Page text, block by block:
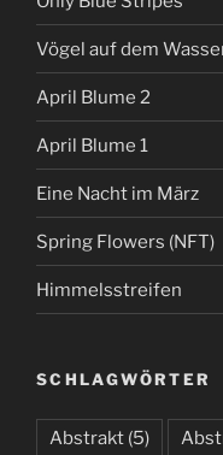
Vögel auf dem
April Blume 2
April Blume 1
Eine Nacht im März
Spring Flowers (NFT)
Himmelsstreifen
SCHLAGWÖRTER
Abstrakt (5)